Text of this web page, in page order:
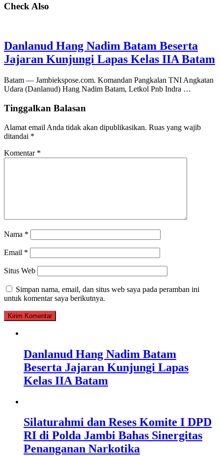
Check Also
Danlanud Hang Nadim Batam Beserta
Jajaran Kunjungi Lapas Kelas IIA Batam
Batam — Jambiekspose.com. Komandan Pangkalan TNI Angkatan
Udara (Danlanud) Hang Nadim Batam, Letkol Pnb Indra …
Tinggalkan Balasan
Alamat email Anda tidak akan dipublikasikan. Ruas yang wajib
ditandai *
Komentar *
Nama *
Email *
Situs Web
Simpan nama, email, dan situs web saya pada peramban ini
untuk komentar saya berikutnya.
Danlanud Hang Nadim Batam
Beserta Jajaran Kunjungi Lapas
Kelas IIA Batam
Silaturahmi dan Reses Komite I DPD
RI di Polda Jambi Bahas Sinergitas
Penanganan Narkotika